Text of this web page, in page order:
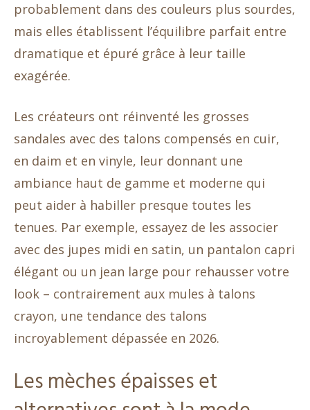
probablement dans des couleurs plus sourdes,
mais elles établissent l’équilibre parfait entre
dramatique et épuré grâce à leur taille
exagérée.
Les créateurs ont réinventé les grosses
sandales avec des talons compensés en cuir,
en daim et en vinyle, leur donnant une
ambiance haut de gamme et moderne qui
peut aider à habiller presque toutes les
tenues. Par exemple, essayez de les associer
avec des jupes midi en satin, un pantalon capri
élégant ou un jean large pour rehausser votre
look – contrairement aux mules à talons
crayon, une tendance des talons
incroyablement dépassée en 2026.
Les mèches épaisses et